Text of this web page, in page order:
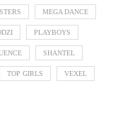
MEGA DANCE
PLAYBOYS
SHANTEL
TOP GIRLS VEXEL